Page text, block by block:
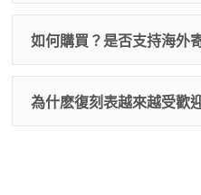
度、錶帶等部位是否
是否有異音，再根據
子、仿製發票、證書
如是鋼帶手錶會贈送拆
注：部分原裝盒子需
交易
如何購買？是否支持海外
為什麽復刻表越來越受歡